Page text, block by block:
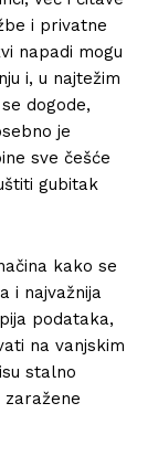
i privatne
napadi mogu
i, u najtežim
dogode,
je
sve češće
gubitak
kako se
i najvažnija
podataka,
na vanjskim
stalno